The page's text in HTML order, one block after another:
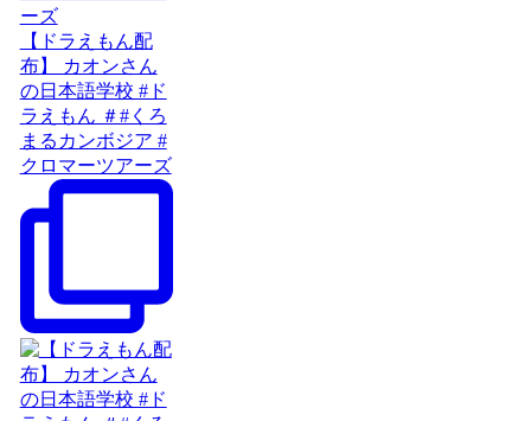
【ドラえもん配
布】 カオンさん
の日本語学校 #ド
ラえもん ＃#くろ
まるカンボジア #
クロマーツアーズ